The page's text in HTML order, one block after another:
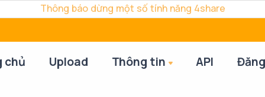
Thông báo dừng một số tính năng 4share
chủ Upload Thông tin API